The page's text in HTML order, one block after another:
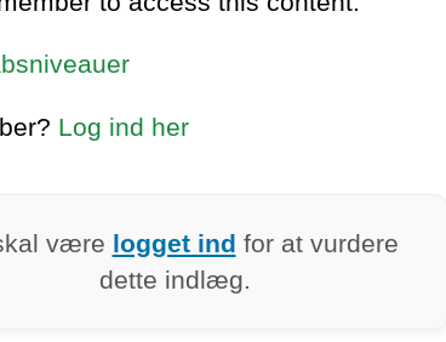
Log ind her
være logget ind for at vurdere
dette indlæg.